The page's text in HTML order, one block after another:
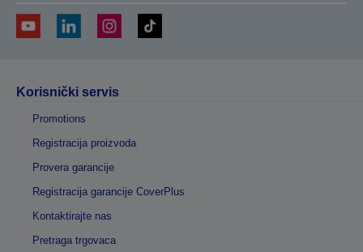
Korisnički servis
Promotions
Registracija proizvoda
Provera garancije
Registracija garancije CoverPlus
Kontaktirajte nas
Pretraga trgovaca